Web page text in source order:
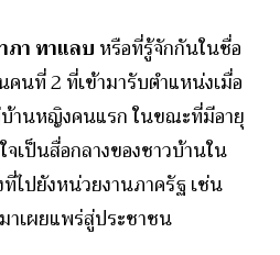
า ทาแลบ หรือที่รู้จักกันในชื่อ
นที่ 2 ที่เข้ามารับตำแหน่งเมื่อ
านหญิงคนแรก ในขณะที่มีอายุ
จเป็นสื่อกลางของชาวบ้านใน
ไปยังหน่วยงานภาครัฐ เช่น
าเผยแพร่สู่ประชาชน